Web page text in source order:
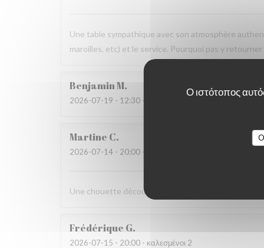
Ο ιστότοπος
Une table sympathique avec son atmosphère
maroilles, etc) et le service. Pourquoi pas y
BenjaminM
2026-07-19 - 12:30 - καλεσμένοι 2
Martine C
2026-07-14 - 20:00 - καλεσμένοι 6
Une chouette découverte!
Frédérique G
2026-07-15 - 20:00 - καλεσμένοι 2